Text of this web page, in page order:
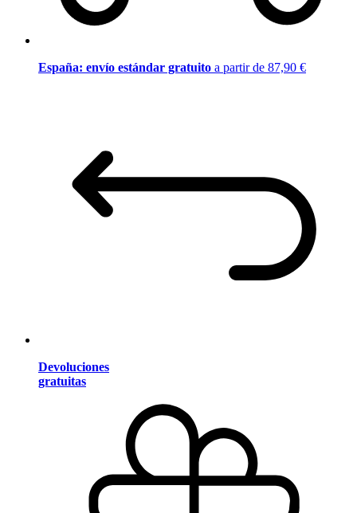
España: envío estándar gratuito a partir de 87,90 €
Devoluciones
gratuitas